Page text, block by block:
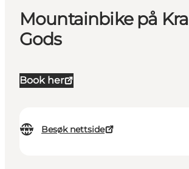
Mountainbike på
Gods
Book her
Besøk nettside